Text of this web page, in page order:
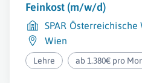
Feinkost (m/w/d)
SPAR
Wien
Lehre ab 1.380€ pro